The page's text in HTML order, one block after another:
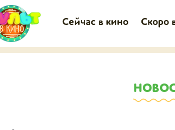
Сейчас в кино Скоро